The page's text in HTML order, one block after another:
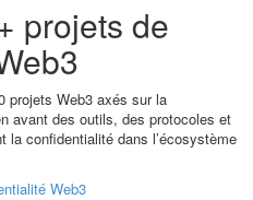
projets de
projets Web3 axés sur la
avant des outils, des protocoles et
confidentialité dans l’écosystème
Web3